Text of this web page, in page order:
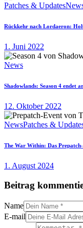
Patches & Updates
Rückkehr nach Lordaeron:
1. Juni 2022
News
Shadowlands: Season 4 endet
12. Oktober 2022
NewsPatches &
The War Within: Das
1. August 2024
Beitrag
Name
E-mail